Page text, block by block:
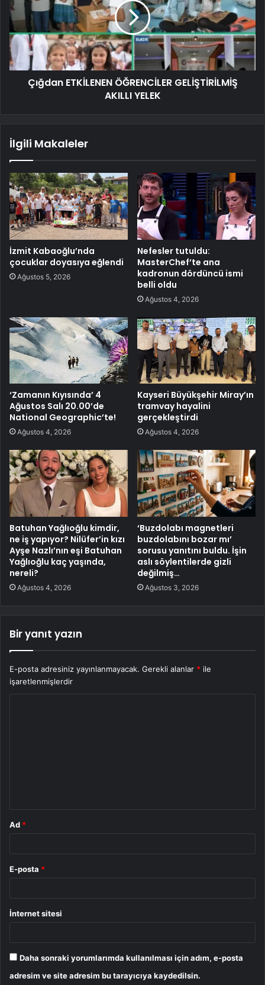
Çığdan ETKİLENEN ÖĞRENCİLER GELİŞTİRİLMİŞ
AKILLI YELEK
İlgili Makaleler
İzmit Kabaoğlu’nda
çocuklar doyasıya eğlendi
Ağustos 5, 2026
Nefesler tutuldu:
MasterChef’te ana
kadronun dördüncü ismi
belli oldu
Ağustos 4, 2026
‘Zamanın Kıyısında’ 4
Ağustos Salı 20.00’de
National Geographic’te!
Ağustos 4, 2026
Kayseri Büyükşehir Miray’ın
tramvay hayalini
gerçekleştirdi
Ağustos 4, 2026
Batuhan Yağlıoğlu kimdir,
ne iş yapıyor? Nilüfer’in kızı
Ayşe Nazlı’nın eşi Batuhan
Yağlıoğlu kaç yaşında,
nereli?
Ağustos 4, 2026
‘Buzdolabı magnetleri
buzdolabını bozar mı’
sorusu yanıtını buldu. İşin
aslı söylentilerde gizli
değilmiş…
Ağustos 3, 2026
Bir yanıt yazın
E-posta adresiniz yayınlanmayacak. Gerekli alanlar * ile
işaretlenmişlerdir
Ad *
E-posta *
İnternet sitesi
Daha sonraki yorumlarımda kullanılması için adım, e-posta
adresim ve site adresim bu tarayıcıya kaydedilsin.